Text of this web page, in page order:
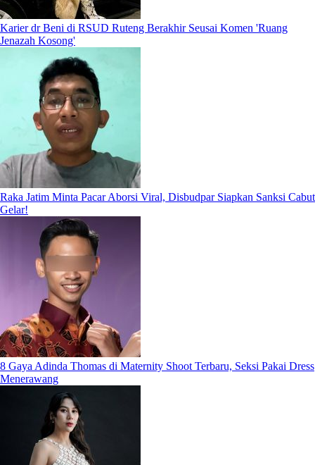
Karier dr Beni di RSUD Ruteng Berakhir Seusai Komen 'Ruang
Jenazah Kosong'
Raka Jatim Minta Pacar Aborsi Viral, Disbudpar Siapkan Sanksi Cabut
Gelar!
8 Gaya Adinda Thomas di Maternity Shoot Terbaru, Seksi Pakai Dress
Menerawang